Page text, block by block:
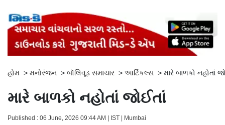
હોમ > મનોરંજન > બૉલિવૂડ સમાચાર > આર્ટિકલ્સ > મારે બાળકો નહોતાં
મારે બાળકો નહોતાં જોઈતાં
Published : 06 June, 2026 09:44 AM | IST | Mumbai